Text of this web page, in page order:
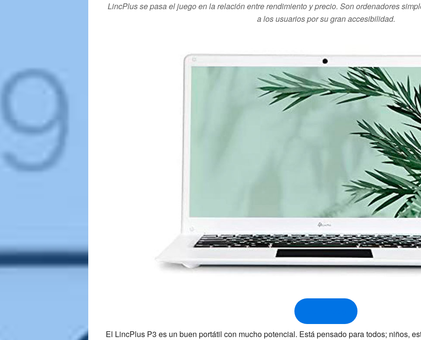
LincPlus se pasa el juego en la relación entre rendimiento y precio. Son ordenadores
a los usuarios por su gran accesibilidad.
El LincPlus P3 es un buen portátil con mucho potencial. Estápensado para todos; niños,